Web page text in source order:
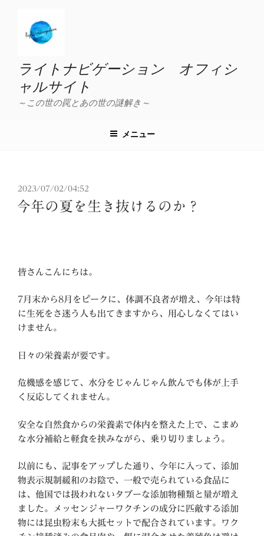
ライトナビゲーション オフィシ
ャルサイト
～この世の罠とあの世の謎解き～
メニュー
投
稿
日:
2023/07/02/04:52
今年の夏を生き抜けるのか？
皆さんこんにちは。
7月末から8月をピークに、体調不良者が増え、今年は特
に生死をさ迷う人も出てきますから、用心しなくてはい
けません。
日々の栄養素が要です。
危機感を感じて、水分をじゃんじゃん飲んでも体が上手
く反応してくれません。
安全な自然食からの栄養素で体内を整えた上で、こまめ
な水分補給と軽食を挟みながら、乗り切りましょう。
以前にも、記事をアップした通り、今年に入って、添加
物表示規制緩和のお陰で、一般で売られている食品に
は、他国では扱われないタブーな添加物種類と量が増え
ました。メッセンジャーワクチンの成分に匹敵する添加
物には昆虫粉末も大抵セットで配合されています。ワク